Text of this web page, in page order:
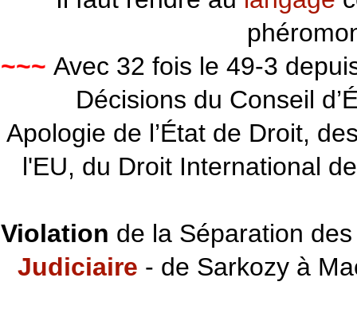
~~~ Avec 32 fois le 49-3
Décisions du Conseil
Apologie de l’État de Droit,
l'EU, du Droit International
Violation de la Séparation
Judiciaire - de Sarkozy à